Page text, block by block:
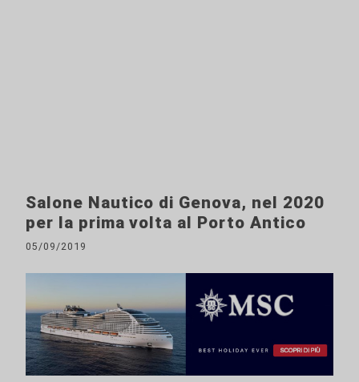
Salone Nautico di Genova, nel 2020
per la prima volta al Porto Antico
05/09/2019